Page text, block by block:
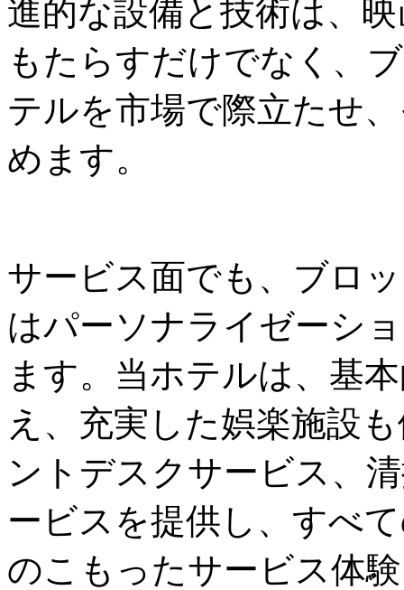
進的な設備と技術は、
もたらすだけでなく、
テルを市場で際立たせ
めます。
サービス面でも、ブロ
はパーソナライゼーシ
ます。当ホテルは、基
え、充実した娯楽施設
ントデスクサービス、
ービスを提供し、すべ
のこもったサービス体